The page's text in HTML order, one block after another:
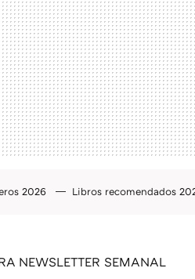
2026 Libros recomendados
NEWSLETTER SEMANAL